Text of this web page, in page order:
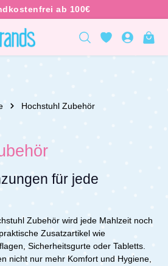
Hochstuhl Zubehör
für jede
Zubehör wird jede Mahlzeit noch
Zusatzartikel wie
Sicherheitsgurte oder Tabletts.
nicht nur mehr Komfort und Hygiene,